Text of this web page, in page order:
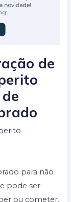
de
para não
pode ser
ou cometer.